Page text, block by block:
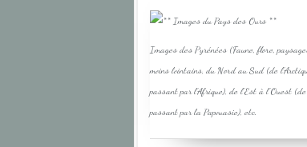
Images des Pyrénées (Faune, flore,
moins lointains, du Nord au Sud (de
passant par l'Afrique), de l'Est à l'Ouest (de
passant par la Papouasie), etc.